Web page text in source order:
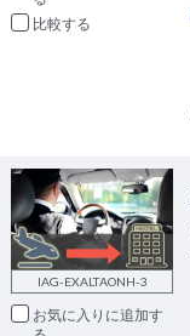
比較
IAG-EXALTAONH-3
お気に入りに追加